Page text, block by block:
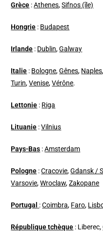
Grèce :Athenes,Sifnos (île)
Hongrie : Budapest
Irlande : Dublin,Galway
Italie : Bologne,Gênes, Naples,
Turin,Venise,Vérône.
Lettonie : Riga
Lituanie :Vilnius
Pays-Bas :Amsterdam
Pologne :Cracovie,Gdansk /
Varsovie,Wroclaw,Zakopane
Portugal :Coimbra, Faro,
République tchèque : Liberec,